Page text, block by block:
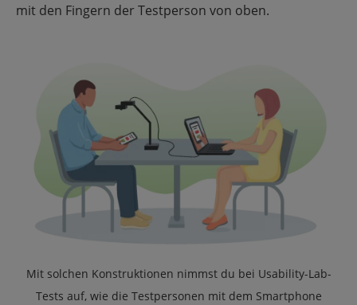
mit den Fingern der Testperson von oben.
Mit solchen Konstruktionen nimmst du bei Usability-Lab-
Tests auf, wie die Testpersonen mit dem Smartphone